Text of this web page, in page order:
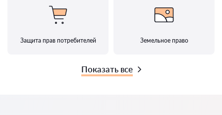
Защита прав потребителей Земельное право
Показать все